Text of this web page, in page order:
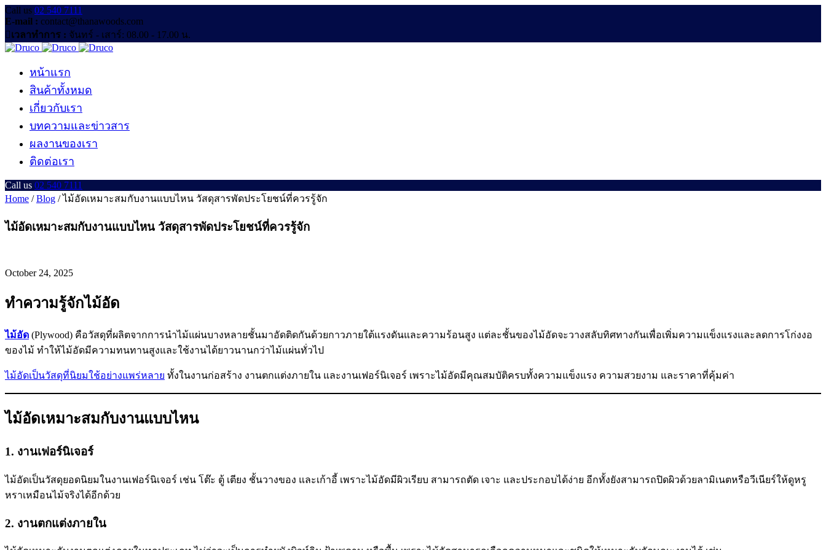
Call us 02 540 7111
E-mail : contact@thanawoods.com
เวลาทำการ : จันทร์ - เสาร์: 08.00 - 17.00 น.
หน้าแรก
สินค้าทั้งหมด
เกี่ยวกับเรา
บทความและข่าวสาร
ผลงานของเรา
ติดต่อเรา
Call us 02 540 7111
Home / Blog / ไม้อัดเหมาะสมกับงานแบบไหน วัสดุสารพัดประโยชน์ที่ควรรู้จัก
ไม้อัดเหมาะสมกับงานแบบไหน วัสดุสารพัดประโยชน์ที่ควรรู้จัก
October 24, 2025
ทำความรู้จักไม้อัด
ไม้อัด (Plywood) คือวัสดุที่ผลิตจากการนำไม้แผ่นบางหลายชั้นมาอัดติดกันด้วยกาวภายใต้แรงดันและความร้อนสูง แต่ละชั้นของไม้อัดจะวางสลับทิศทางกันเพื่อเพิ่มความแข็งแรงและลดการโก่งงอ
ของไม้ ทำให้ไม้อัดมีความทนทานสูงและใช้งานได้ยาวนานกว่าไม้แผ่นทั่วไป
ไม้อัดเป็นวัสดุที่นิยมใช้อย่างแพร่หลาย ทั้งในงานก่อสร้าง งานตกแต่งภายใน และงานเฟอร์นิเจอร์ เพราะไม้อัดมีคุณสมบัติครบทั้งความแข็งแรง ความสวยงาม และราคาที่คุ้มค่า
ไม้อัดเหมาะสมกับงานแบบไหน
1. งานเฟอร์นิเจอร์
ไม้อัดเป็นวัสดุยอดนิยมในงานเฟอร์นิเจอร์ เช่น โต๊ะ ตู้ เตียง ชั้นวางของ และเก้าอี้ เพราะไม้อัดมีผิวเรียบ สามารถตัด เจาะ และประกอบได้ง่าย อีกทั้งยังสามารถปิดผิวด้วยลามิเนตหรือวีเนียร์ให้ดูหรู
หราเหมือนไม้จริงได้อีกด้วย
2. งานตกแต่งภายใน